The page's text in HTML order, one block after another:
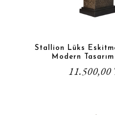
Stallion Lüks
Modern
11.500,00